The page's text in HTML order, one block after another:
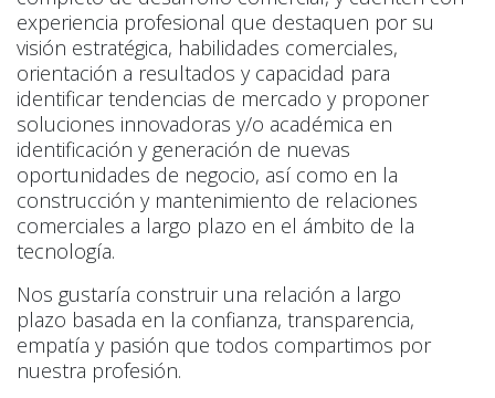
experiencia profesional que destaquen por su
visión estratégica, habilidades comerciales,
orientación a resultados y capacidad para
identificar tendencias de mercado y proponer
soluciones innovadoras y/o académica en
identificación y generación de nuevas
oportunidades de negocio, así como en la
construcción y mantenimiento de relaciones
comerciales a largo plazo en el ámbito de la
tecnología.
Nos gustaría construir una relación a largo
plazo basada en la confianza, transparencia,
empatía y pasión que todos compartimos por
nuestra profesión.